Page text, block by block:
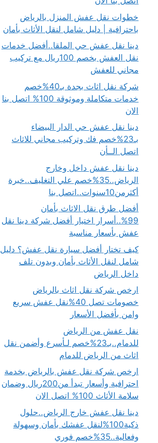
خطوات نقل عفش المنزل بالرياض
باحترافية | دليل شامل لنقل الأثاث بأمان
دينا نقل عفش حي الملقا..أفضل خدمات
نقل العفش بخصم 100ريال مع تركيب
مجاني للعفش
شركة نقل اثاث بجدة بـ40%خصم
خدمات متكاملة وموثوقة 100% اتصل بنا
الان
دينا نقل عفش حي الدار البيضاء
بـ23%خصم فك وتركيب مجاني للاثاث
اتصل الــأن
دينا نقل عفش داخل وخارج
الرياض..35%خصم علي التغليف..خبرة
أكثرمن10سنوات..اتصل بنا
أفضل طرق نقل الاثاث بأمان
99%..أسرار اختيار أفضل شركة دينا نقل
عفش بأسعار مناسبة
كيف تختار أفضل سيارة نقل عفش؟ دليل
شامل لنقل الأثاث بأمان وبدون تلف
داخل الرياض
ارخص شركة نقل اثاث بالرياض
خصومات تصل 40%نقل عفش سريع
وامن بأفضل الأسعار
نقل عفش من الرياض
للدمام..بـ23%خصم لـأسرع وأضمن نقل
اثاث من الرياض للدمام
ارخص شركة نقل عفش بالرياض بخدمة
احترافية وأسعار تبدأ من200ريال وضمان
سلامة الأثاث 100% اتصل الان
دينا نقل عفش خارج الرياض..حلول
ذكية100%لنقل عفشك بأمان وسهولة
وفعالية..35%خصم فوري